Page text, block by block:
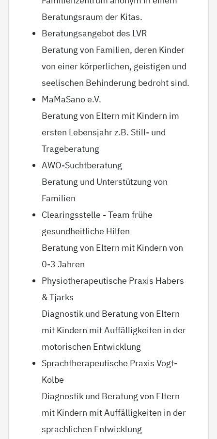
Beratungsraum der Kitas.
Beratungsangebot des LVR
Beratung von Familien, deren Kinder
von einer körperlichen, geistigen und
seelischen Behinderung bedroht sind.
MaMaSano e.V.
Beratung von Eltern mit Kindern im
ersten Lebensjahr z.B. Still- und
Trageberatung
AWO-Suchtberatung
Beratung und Unterstützung von
Familien
Clearingsstelle - Team frühe
gesundheitliche Hilfen
Beratung von Eltern mit Kindern von
0-3 Jahren
Physiotherapeutische Praxis Habers
& Tjarks
Diagnostik und Beratung von Eltern
mit Kindern mit Auffälligkeiten in der
motorischen Entwicklung
Sprachtherapeutische Praxis Vogt-
Kolbe
Diagnostik und Beratung von Eltern
mit Kindern mit Auffälligkeiten in der
sprachlichen Entwicklung